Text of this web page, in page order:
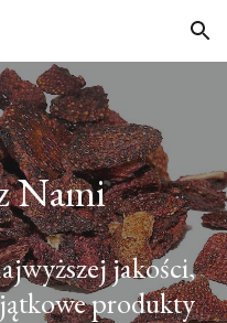
Skip to navigation
Nami
jakości,
produkty